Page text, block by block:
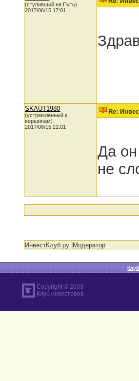
(ступивший на Путь)
2017/06/15 17:01
SKAUT1980
(устремленный к
вершинам)
2017/06/15 21:01
Re:
Да
не
ИнвестКлуб.ру Модератор
Copyright © 2003
Клуб инвесторов